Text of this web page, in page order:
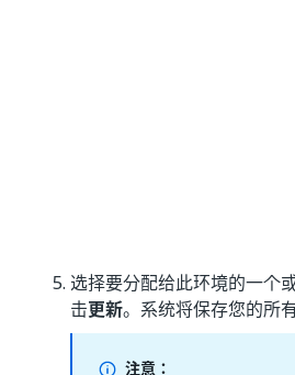
选择要分配给此环境的一个
击更新。系统将保存您的所
注意：